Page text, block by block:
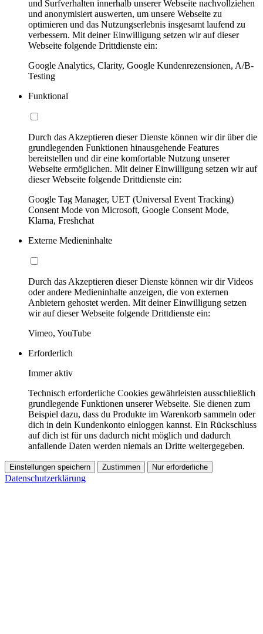
und Surfverhalten innerhalb unserer Webseite nachvollziehen
und anonymisiert auswerten, um unsere Webseite zu
optimieren und das Nutzungserlebnis insgesamt laufend zu
verbessern. Mit deiner Einwilligung setzen wir auf dieser
Webseite folgende Drittdienste ein:
Google Analytics, Clarity, Google Kundenrezensionen, A/B-
Testing
Funktional
Durch das Akzeptieren dieser Dienste können wir dir über die
grundlegenden Funktionen hinausgehende Features
bereitstellen und dir eine komfortable Nutzung unserer
Webseite ermöglichen. Mit deiner Einwilligung setzen wir auf
dieser Webseite folgende Drittdienste ein:
Google Tag Manager, UET (Universal Event Tracking)
Consent Mode von Microsoft, Google Consent Mode,
Klarna, Freshchat
Externe Medieninhalte
Durch das Akzeptieren dieser Dienste können wir dir Videos
oder andere Medieninhalte anzeigen, die von externen
Anbietern gehostet werden. Mit deiner Einwilligung setzen
wir auf dieser Webseite folgende Drittdienste ein:
Vimeo, YouTube
Erforderlich
Immer aktiv
Technisch erforderliche Cookies gewährleisten ausschließlich
grundlegende Funktionen unserer Webseite. Sie dienen zum
Beispiel dazu, dass du Produkte im Warenkorb sammeln oder
dich in dein Kundenkonto einloggen kannst. Ein Rückschluss
auf dich ist für uns dadurch nicht möglich und dadurch
anfallende Daten werden niemals an Dritte weitergegeben.
Einstellungen speichern Zustimmen Nur erforderliche
Datenschutzerklärung